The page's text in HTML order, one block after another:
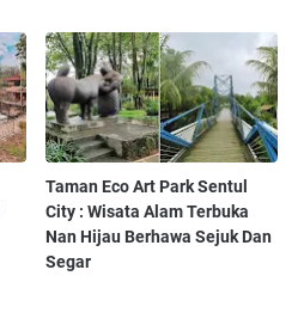
Taman Eco Art Park Sentul
City : Wisata Alam Terbuka
Nan Hijau Berhawa Sejuk Dan
Segar